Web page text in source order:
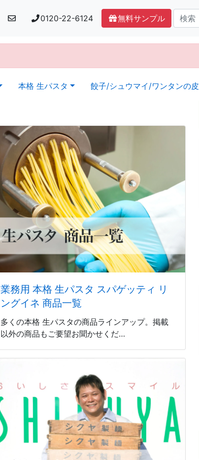
0120-22-6124 無料サンプル
本格 生パスタ 餃子/シュウマイ/ワンタンの皮
業務用 本格 生パスタ スパゲッティ リ
ングイネ 商品一覧
多くの本格 生パスタの商品ラインアップ。掲載
以外の商品もご要望お聞かせくだ…